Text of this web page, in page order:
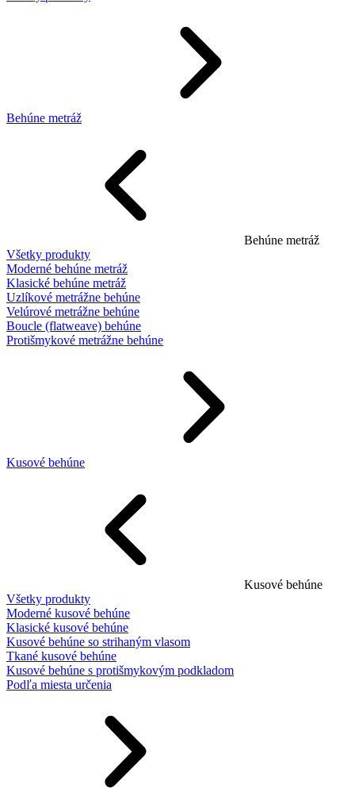
Behúne metráž
Behúne metráž
Všetky produkty
Moderné behúne metráž
Klasické behúne metráž
Uzlíkové metrážne behúne
Velúrové metrážne behúne
Boucle (flatweave) behúne
Protišmykové metrážne behúne
Kusové behúne
Kusové behúne
Všetky produkty
Moderné kusové behúne
Klasické kusové behúne
Kusové behúne so strihaným vlasom
Tkané kusové behúne
Kusové behúne s protišmykovým podkladom
Podľa miesta určenia